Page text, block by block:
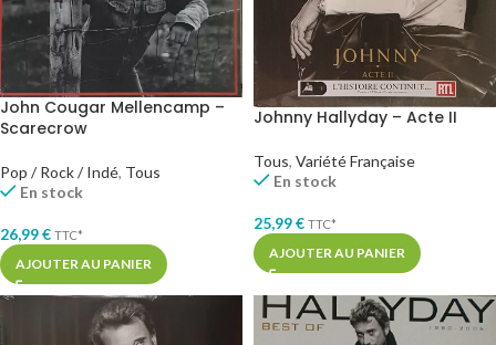
John Cougar Mellencamp –
Scarecrow
Pop / Rock / Indé, Tous
En stock
26,99€ TTC*
AJOUTER AU PANIER
Johnny Hallyday – Acte II
Tous, Variété Française
En stock
25,99€ TTC*
AJOUTER AU PANIER